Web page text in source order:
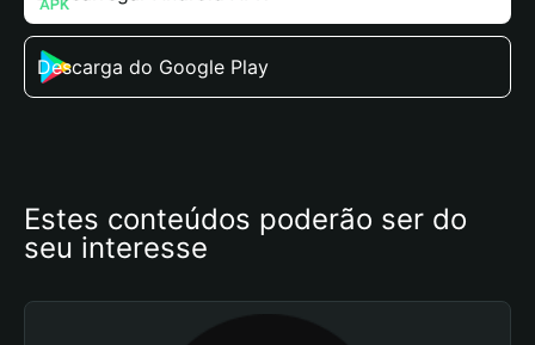
Descarga do Google Play
Estes conteúdos poderão ser do
seu interesse